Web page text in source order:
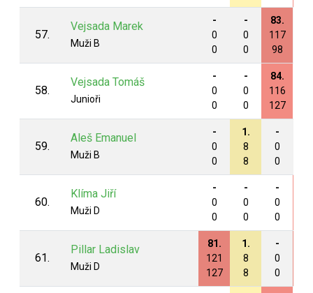
57.
Vejsada Marek
Muži B
-
0
0
-
0
0
83.
117
98
58.
Vejsada Tomáš
Junioři
-
0
0
-
0
0
84.
116
127
59.
Aleš Emanuel
Muži B
-
0
0
1.
8
8
-
0
0
60.
Klíma Jiří
Muži D
-
0
0
-
0
0
-
0
0
61.
Pillar Ladislav
Muži D
81.
121
127
1.
8
8
-
0
0